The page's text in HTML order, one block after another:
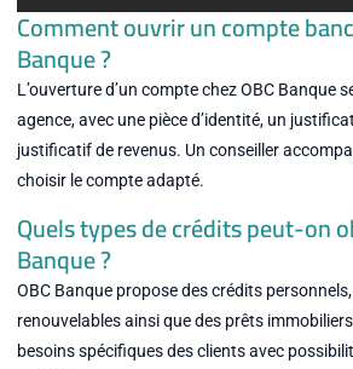
Comment ouvrir un compte
Banque ?
L’ouverture d’un compte chez OBC Banque
agence, avec une pièce d’identité, un
justificatif de revenus. Un conseiller
choisir le compte adapté.
Quels types de crédits peut-on
Banque ?
OBC Banque propose des crédits
renouvelables ainsi que des prêts
besoins spécifiques des clients avec